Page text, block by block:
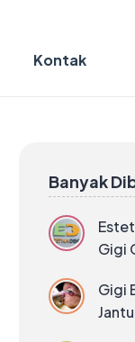
Kontak
Banyak
Gigi
Gigi